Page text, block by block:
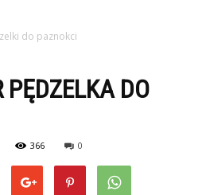
do paznokci
DO
366 0